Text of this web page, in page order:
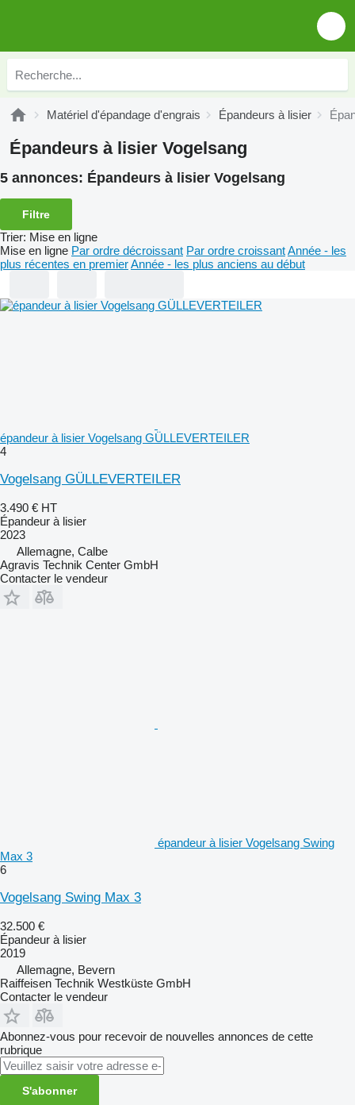
Matériel d'épandage d'engrais Épandeurs à lisier
Épandeurs à lisier Vogelsang
5 annonces: Épandeurs à lisier Vogelsang
Filtre
Trier: Mise en ligne
Mise en ligne Par ordre décroissant Par ordre croissantAnnée - les
plus récentes en premierAnnée - les plus anciens au début
épandeur à lisier Vogelsang GÜLLEVERTEILER
4
Vogelsang GÜLLEVERTEILER
3.490 € HT
Épandeur à lisier
2023
Allemagne, Calbe
Agravis Technik Center GmbH
Contacter le vendeur
épandeur à lisier Vogelsang Swing
Max 3
6
Vogelsang Swing Max 3
32.500 €
Épandeur à lisier
2019
Allemagne, Bevern
Raiffeisen Technik Westküste GmbH
Contacter le vendeur
Abonnez-vous pour recevoir de nouvelles annonces de cette
rubrique
S'abonner